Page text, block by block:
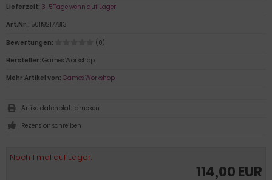
Noch 1 mal auf Lager.
114,00 EUR
Lieferzeit: 3-5 Tage wenn auf Lager
Art.Nr.: 501192177813
Bewertungen:
(0)
Hersteller: Games Workshop
Mehr Artikel von: Games Workshop
Artikeldatenblatt drucken
Rezension schreiben